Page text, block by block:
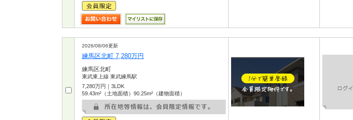
2026/08/06更新
練馬区北町 7,280万円
練馬区北町
東武東上線 東武練馬駅
7,280万円｜3LDK
59.43m²（土地面積）90.25m²（建物面積）